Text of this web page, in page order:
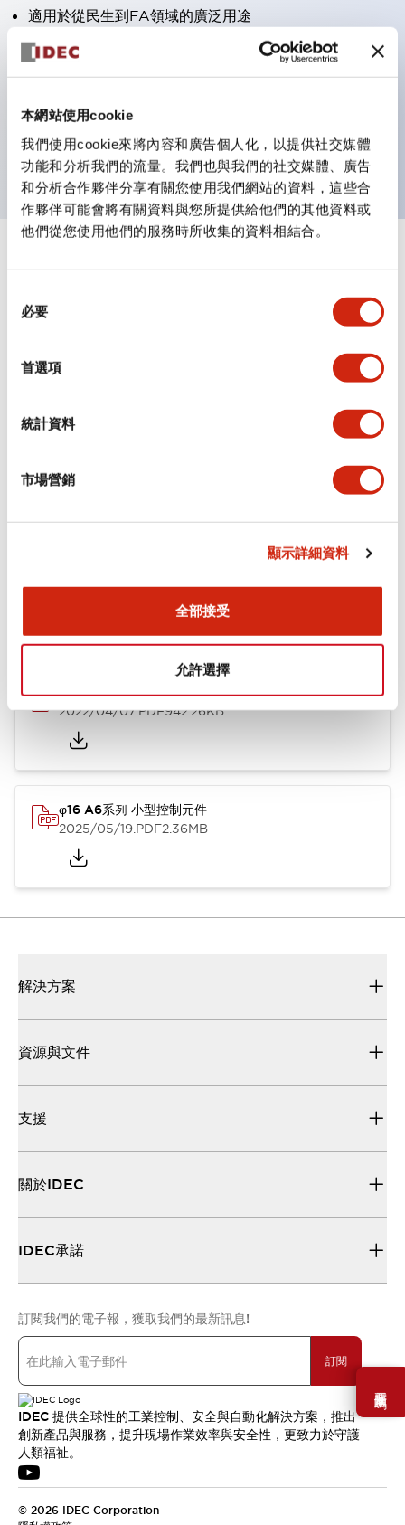
本網站使用cookie
我們使用cookie來將內容和廣告個人化，以提供社交媒體
功能和分析我們的流量。我們也與我們的社交媒體、廣告
和分析合作夥伴分享有關您使用我們網站的資料，這些合
作夥伴可能會將有關資料與您所提供給他們的其他資料或
他們從您使用他們的服務時所收集的資料相結合。
必要
首選項
統計資料
市場營銷
顯示詳細資料
全部接受
允許選擇
需要幫助嗎？
適用於從民生到FA領域的廣泛用途
LED照明單元內置限流電阻和二極體
認證（不含指示燈）。
可使用專用配件輕鬆更換為Φ22閃光輪廓
規格 +
審美規範
認證與標準
φ16 A6系列用配件(平面鑲嵌框型)
2022/04/07.PDF942.26KB
φ16 A6系列 小型控制元件
2025/05/19.PDF2.36MB
解決方案
資源與文件
支援
關於IDEC
IDEC承諾
訂閱我們的電子報，獲取我們的最新訊息!
訂閱
IDEC 提供全球性的工業控制、安全與自動化解決方案，推出
創新產品與服務，提升現場作業效率與安全性，更致力於守護
人類福祉。
© 2026 IDEC Corporation